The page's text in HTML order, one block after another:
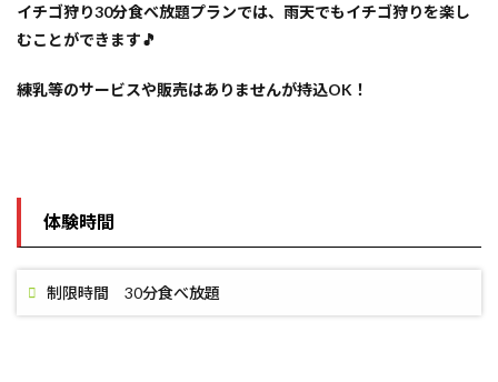
イチゴ狩り30分食べ放題プランでは、雨天でもイチゴ狩りを楽し
むことができます🎵
練乳等のサービスや販売はありませんが持込OK！
体験時間
制限時間 30分食べ放題